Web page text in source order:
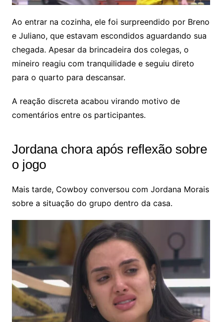
Ao entrar na cozinha, ele foi surpreendido por Breno
e Juliano, que estavam escondidos aguardando sua
chegada. Apesar da brincadeira dos colegas, o
mineiro reagiu com tranquilidade e seguiu direto
para o quarto para descansar.
A reação discreta acabou virando motivo de
comentários entre os participantes.
Jordana chora após reflexão sobre
o jogo
Mais tarde, Cowboy conversou com Jordana Morais
sobre a situação do grupo dentro da casa.